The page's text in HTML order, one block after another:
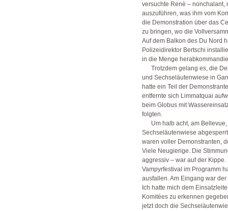
versuchte Renè – nonchalant,
auszuführen, was ihm vom
die Demonstration über das
zu bringen, wo die
Auf dem Balkon des Du Nord
Polizeidirektor Bertschi
in die Menge
Trotzdem gelang es, die
und Sechseläutenwiese in
hatte ein Teil der
entfernte sich Limmatquai
beim Globus mit
folgten.
Um halb acht, am Bellevue,
Sechseläutenwiese
waren voller Demonstranten,
Viele Neugierige. Die
aggressiv – war auf der
Vampyrfestival im Programm
ausfallen. Am Eingang war
Ich hatte mich dem
Komitées zu erkennen
jetzt doch die